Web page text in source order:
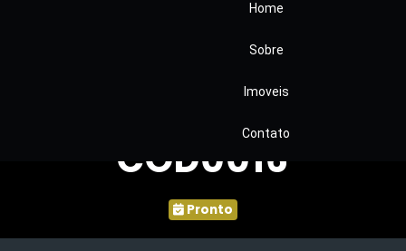
Home
Sobre
Imoveis
Contato
Condominio
Montecatine 5
dormitórios
COD0016
Pronto